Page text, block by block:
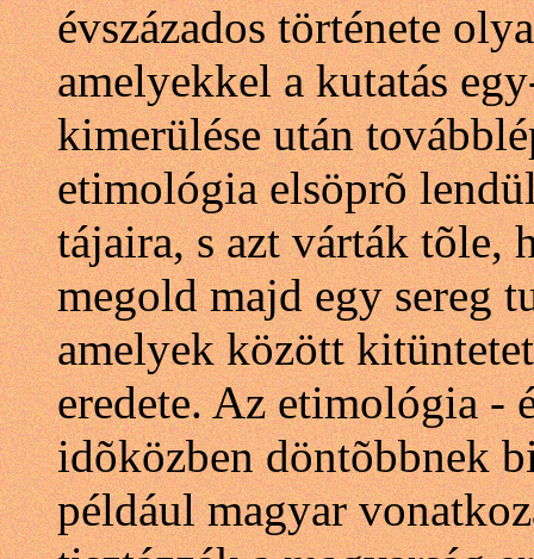
évszázados története
amelyekkel a kutatás
kimerülése után
etimológia elsöprõ
tájaira, s azt várták tõle,
megold majd egy sereg
amelyek között
eredete. Az etimológia -
idõközben döntõbbnek
például magyar